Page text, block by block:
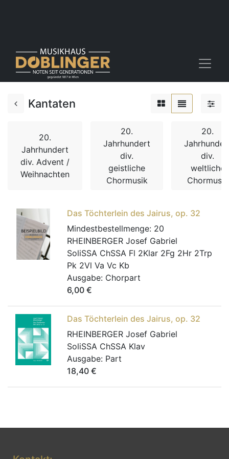
Kantaten
20.
Jahrhundert
div. Advent /
Weihnachten
20.
Jahrhundert
div.
geistliche
Chormusik
20.
div.
weltliche
Chormusik
Das Töchterlein des Jairus, op. 32
Mindestbestellmenge: 20
RHEINBERGER Josef Gabriel
SoliSSA ChSSA Fl 2Klar 2Fg 2Hr 2Trp
Pk 2Vl Va Vc Kb
Ausgabe: Chorpart
6,00 €
Das Töchterlein des Jairus, op. 32
RHEINBERGER Josef Gabriel
SoliSSA ChSSA Klav
Ausgabe: Part
18,40 €